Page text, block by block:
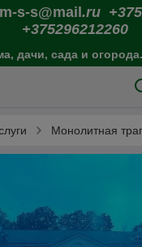
s-s@mail .ru
+375296212260
дачи, сада и
Монолитная